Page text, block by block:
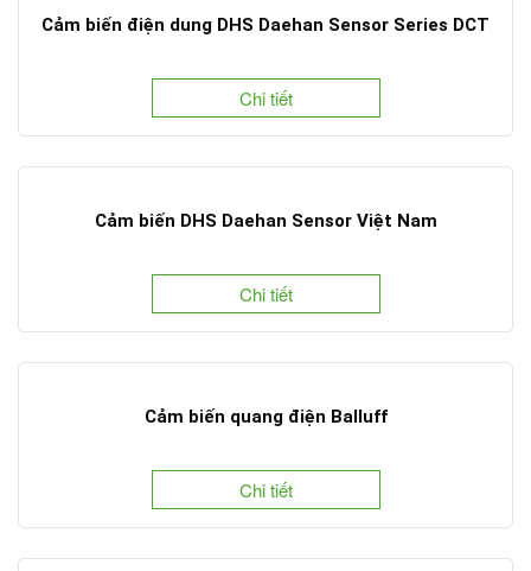
Cảm biến điện dung DHS Daehan Sensor Series DCT
Chi tiết
Cảm biến DHS Daehan Sensor Việt Nam
Chi tiết
Cảm biến quang điện Balluff
Chi tiết